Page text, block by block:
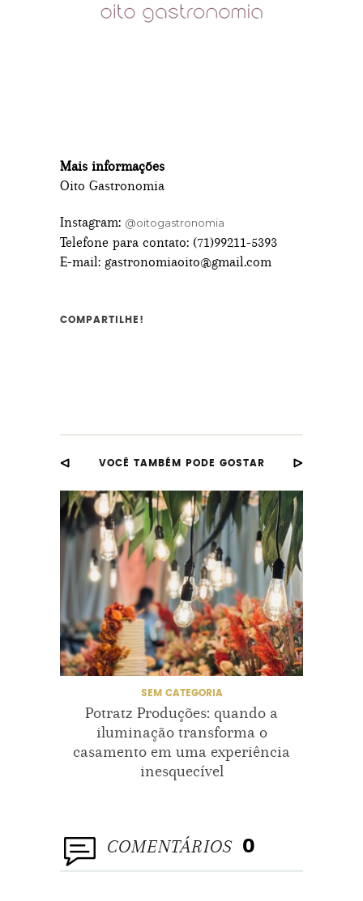
Mais informações
Oito Gastronomia
Instagram: @oitogastronomia
Telefone para contato: (71)99211-5393
E-mail: gastronomiaoito@gmail.com
COMPARTILHE!
VOCÊ TAMBÉM PODE GOSTAR
SEM CATEGORIA
Potratz Produções: quando a
iluminação transforma o
casamento em uma experiência
inesquecível
COMENTÁRIOS 0